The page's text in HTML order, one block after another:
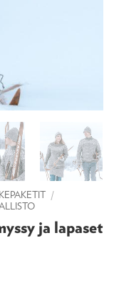
/
ja lapaset